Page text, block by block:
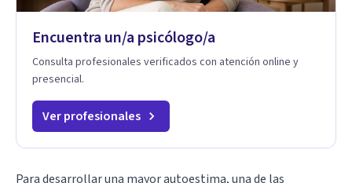
Encuentra un/a psicólogo/a
Consulta profesionales verificados con atención online y
presencial.
Ver profesionales
Para desarrollar una mayor autoestima, una de las